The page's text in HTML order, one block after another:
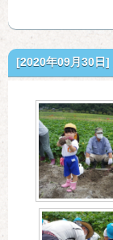
[2020年09月30日]